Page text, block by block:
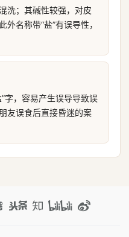
洗；其碱性较强，对皮
名称带“盐”有误导性，
字，容易产生误导导致误
友误食后直接昏迷的案